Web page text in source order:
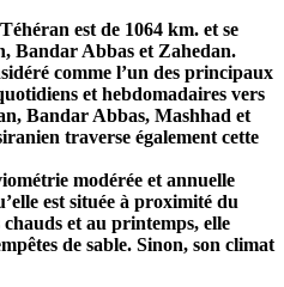
est de 1064 km. et se
Bandar Abbas et Zahedan.
comme l’un des principaux
et hebdomadaires vers
Bandar Abbas, Mashhad et
traverse également cette
modérée et annuelle
est située à proximité du
et au printemps, elle
de sable. Sinon, son climat